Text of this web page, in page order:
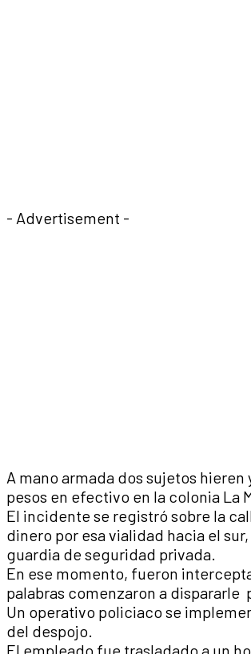
- Advertisement -
A mano armada dos sujetos
pesos en efectivo en la colonia La
El incidente se registró sobre la
dinero por esa vialidad hacia el
guardia de seguridad privada.
En ese momento, fueron
palabras comenzaron a dispararle
Un operativo policiaco se
del despojo.
El empleado fue trasladado a un